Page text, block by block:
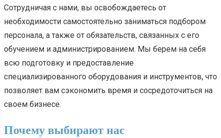
Сотрудничая с нами, вы освобождаетесь от
необходимости самостоятельно заниматься подбором
персонала, а также от обязательств, связанных с его
обучением и администрированием. Мы берем на себя
всю подготовку и предоставление
специализированного оборудования и инструментов, что
позволяет вам сэкономить время и сосредоточиться на
своем бизнесе.
Почему выбирают нас